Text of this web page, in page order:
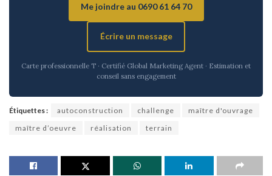
Me joindre au 0690 61 64 70
Écrire un message
Carte professionnelle T · Certifié Global Marketing Agent · Estimation et
conseil sans engagement
Étiquettes : autoconstruction challenge
maître d'ouvrage
maître d’oeuvre
réalisation terrain